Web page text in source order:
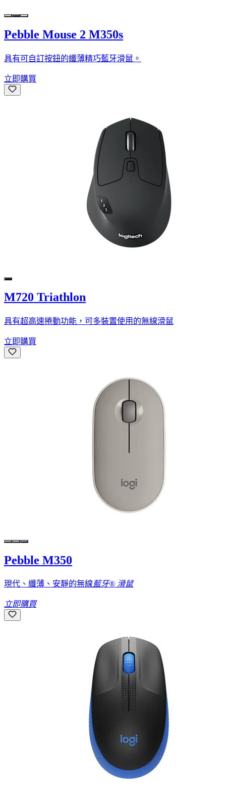
Pebble Mouse 2 M350s
具有可自訂按鈕的纖薄精巧藍牙滑鼠。
立即購買
M720 Triathlon
具有超高速捲動功能，可多裝置使用的無線滑鼠
立即購買
Pebble M350
現代、纖薄、安靜的無線藍牙® 滑鼠
立即購買